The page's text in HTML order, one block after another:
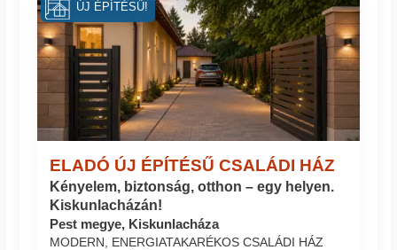
ELADÓ ÚJ ÉPÍTÉSŰ CSALÁDI HÁZ
Kényelem, biztonság, otthon – egy helyen.
Kiskunlacházán!
Pest megye, Kiskunlacháza
MODERN, ENERGIATAKARÉKOS CSALÁDI HÁZ
ÚJ ÉPÍTÉSŰ!